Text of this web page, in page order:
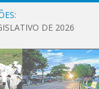
DE 2026